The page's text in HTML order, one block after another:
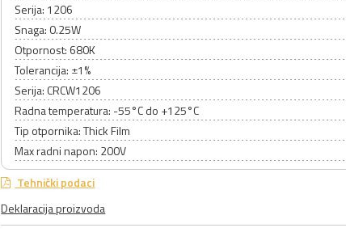
Serija: 1206
Snaga: 0.25W
Otpornost: 680K
Tolerancija: ±1%
Serija: CRCW1206
Radna temperatura: -55°C do +125°C
Tip otpornika: Thick Film
Max radni napon: 200V
Tehnički podaci
Deklaracija proizvoda